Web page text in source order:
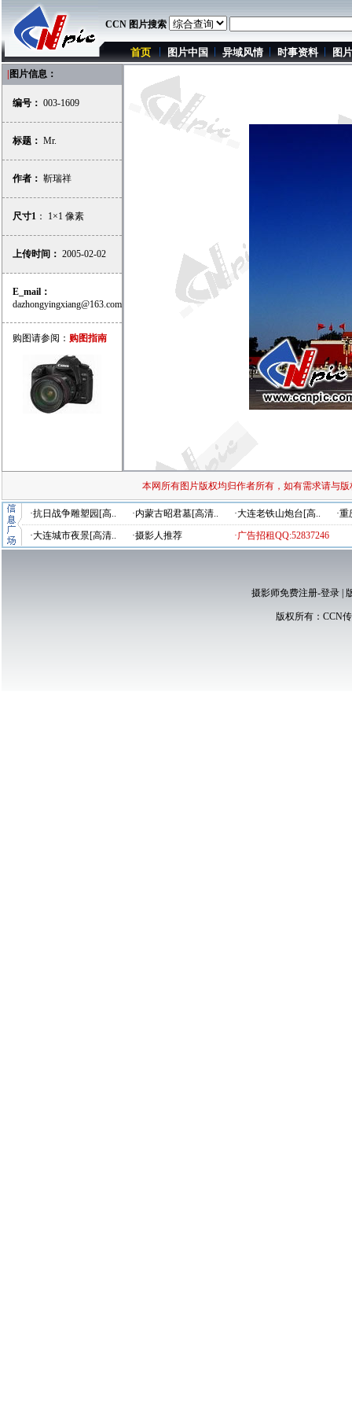
CCN 图片搜索
首页 图片中国 异域风情 时事资料 图
图片信息：
编号： 003-1609
标题： Mr.
作者： 靳瑞祥
尺寸1 ： 1×1 像素
上传时间： 2005-02-02
E_mail：
dazhongyingxiang@163.com
购图请参阅： 购图指南
本网所有图片版权均归作者所有，如有需求请与
·抗日战争雕塑园[高.. ·内蒙古昭君墓[高清.. ·大连老铁山炮台[高..
·
·大连城市夜景[高清..
·摄影人推荐 ·广告招租QQ:52837246
摄影师免费注册-登录|
版权所有： CCN